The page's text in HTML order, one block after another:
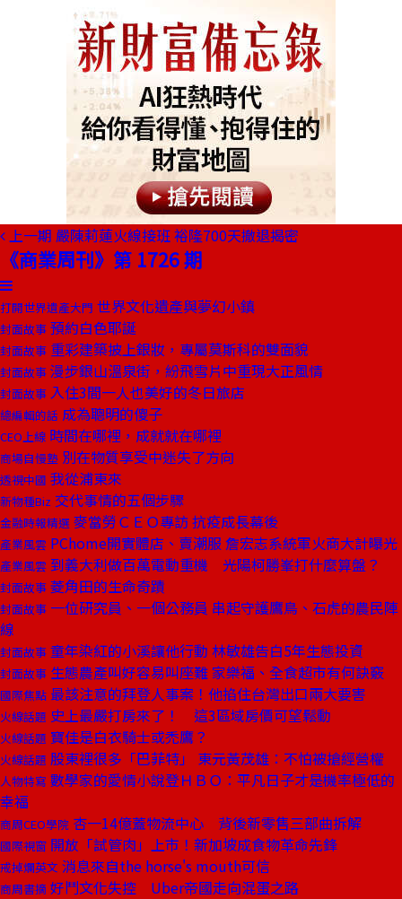
上一期 嚴陳莉蓮火線接班 裕隆700天撤退揭密
《商業周刊》第 1726 期
打開世界遺產大門 世界文化遺產與夢幻小鎮
封面故事 預約白色耶誕
封面故事 重彩建築披上銀妝，專屬莫斯科的雙面貌
封面故事 漫步銀山溫泉街，紛飛雪片中重現大正風情
封面故事 入住3間一人也美好的冬日旅店
總編輯的話 成為聰明的傻子
CEO上線 時間在哪裡，成就就在哪裡
商場自慢塾 別在物質享受中迷失了方向
透視中國 我從浦東來
新物種Biz 交代事情的五個步驟
金融時報精選 麥當勞ＣＥＯ專訪 抗疫成長幕後
產業風雲 PChome開實體店、賣潮服 詹宏志系統軍火商大計曝光
產業風雲 到義大利做百萬電動重機 光陽柯勝峯打什麼算盤？
封面故事 菱角田的生命奇蹟
封面故事 一位研究員、一個公務員 串起守護鷹鳥、石虎的農民陣
線
封面故事 童年染紅的小溪讓他行動 林敏雄告白5年生態投資
封面故事 生態農產叫好容易叫座難 家樂福、全食超市有何訣竅
國際焦點 最該注意的拜登人事案！他掐住台灣出口兩大要害
火線話題 史上最嚴打房來了！ 這3區域房價可望鬆動
火線話題 寶佳是白衣騎士或禿鷹？
火線話題 股東裡很多「巴菲特」 東元黃茂雄：不怕被搶經營權
人物特寫 數學家的愛情小說登ＨＢＯ：平凡日子才是機率極低的
幸福
商周CEO學院 杏一14億蓋物流中心 背後新零售三部曲拆解
國際視窗 開放「試管肉」上市！新加坡成食物革命先鋒
戒掉爛英文 消息來自the horse's mouth可信
商周書摘 好鬥文化失控 Uber帝國走向混蛋之路